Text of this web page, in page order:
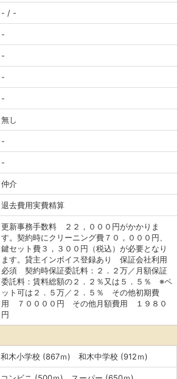
- / -
-
-
-
-
無し
-
-
仲介
退去費用実費精算
更新事務手数料 ２２，０００円がかかりま
す。契約時にクリーニング費７０，０００円、
鍵セット費３，３００円（税込）が必要となり
ます。貸主インボイス登録あり 保証会社利用
必須 契約時保証委託料：２．２万／月額保証
委託料：賃料総額の２．２％又は５．５％ ※ペ
ット可は２．５万／２．５％ その他初期費
用 ７００００円 その他月額費用 １９８０
円
和木小学校 (867ｍ) 和木中学校 (912ｍ)